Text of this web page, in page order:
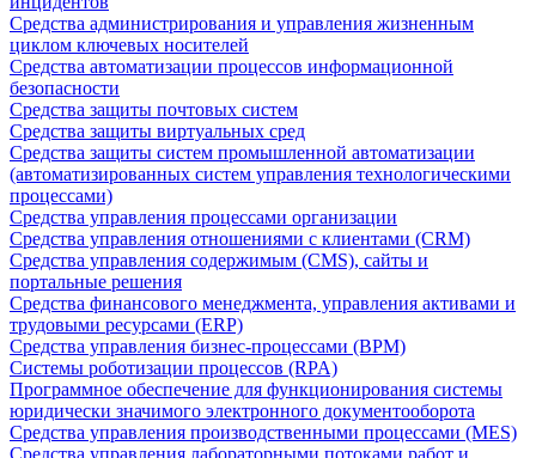
Средства администрирования и управления жизненным
циклом ключевых носителей
Средства автоматизации процессов информационной
безопасности
Средства защиты почтовых систем
Средства защиты виртуальных сред
Средства защиты систем промышленной автоматизации
(автоматизированных систем управления технологическими
процессами)
Средства управления процессами организации
Средства управления отношениями с клиентами (CRM)
Средства управления содержимым (CMS), сайты и
портальные решения
Средства финансового менеджмента, управления активами и
трудовыми ресурсами (ERP)
Средства управления бизнес-процессами (BPM)
Системы роботизации процессов (RPA)
Программное обеспечение для функционирования системы
юридически значимого электронного документооборота
Средства управления производственными процессами (MES)
Средства управления лабораторными потоками работ и